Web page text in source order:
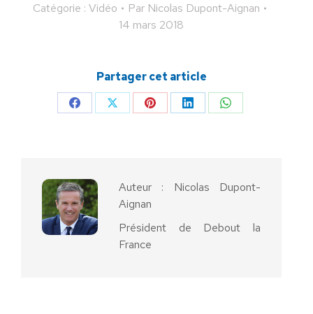
Catégorie : Vidéo Par Nicolas Dupont-Aignan
14 mars 2018
Partager cet article
PartagerPartagerPartagerPartagerPartager
Auteur : Nicolas Dupont-
Aignan
Président de Debout la
France